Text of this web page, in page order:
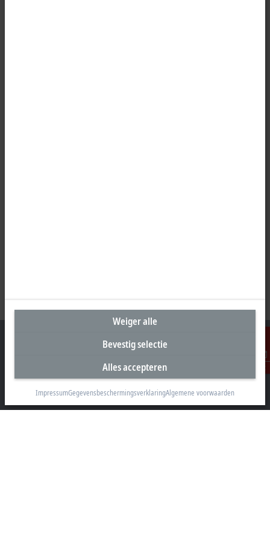
Contact
Hoofdkantoor België
Beckhoff Automation BV
Klaverbladstraat 11.2/2
Weiger alle
Bevestig selectie
Alles accepteren
ImpressumGegevensbeschermingsverklaringAlgemene voorwaarden